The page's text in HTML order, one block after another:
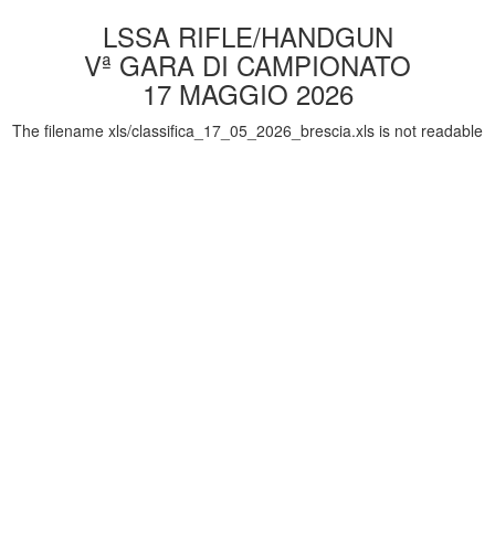
LSSA RIFLE/HANDGUN
Vª GARA DI CAMPIONATO
17 MAGGIO 2026
The filename xls/classifica_17_05_2026_brescia.xls is not readable